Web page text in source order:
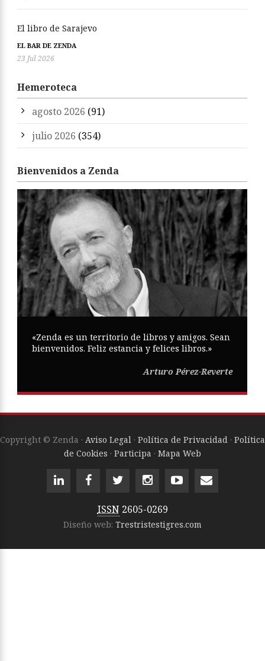
El libro de Sarajevo
EL BAR DE ZENDA
23 Jul 2026
Hemeroteca
agosto 2026 (91)
julio 2026 (354)
Bienvenidos a Zenda
«Zenda es un territorio de libros y amigos. Sean
bienvenidos. Feliz estancia y felices libros.»
Arturo Pérez-Reverte
Copyright © Zenda · Aviso Legal · Política de Privacidad · Política
de Cookies · Participa · Mapa Web
ISSN 2605-0269
Diseño web: Trestristestigres.com